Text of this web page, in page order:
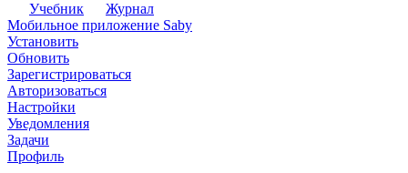
Учебник
Журнал
Мобильное приложение Saby
Установить
Обновить
Зарегистрироваться
Авторизоваться
Настройки
Уведомления
Задачи
Профиль